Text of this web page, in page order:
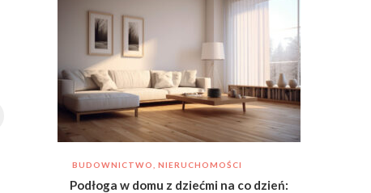
BUDOWNICTWO, NIERUCHOMOŚCI
Podłoga w domu z dziećmi na co dzień: